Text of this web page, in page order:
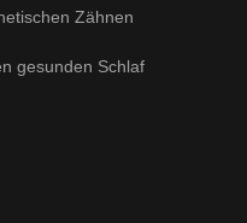
Zähnen
gesunden Schlaf